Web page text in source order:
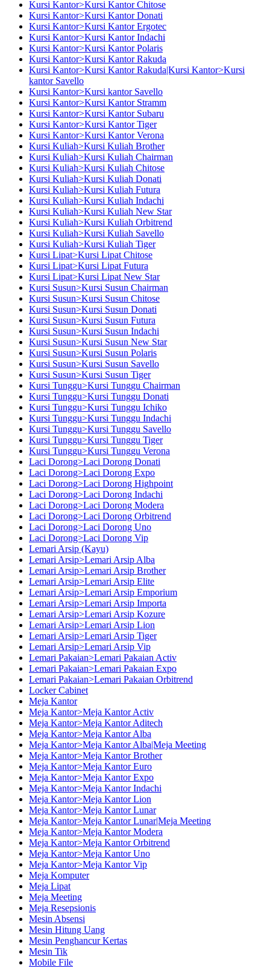
Kursi Kantor>Kursi Kantor Chitose
Kursi Kantor>Kursi Kantor Donati
Kursi Kantor>Kursi Kantor Ergotec
Kursi Kantor>Kursi Kantor Indachi
Kursi Kantor>Kursi Kantor Polaris
Kursi Kantor>Kursi Kantor Rakuda
Kursi Kantor>Kursi Kantor Rakuda|Kursi Kantor>Kursi
kantor Savello
Kursi Kantor>Kursi kantor Savello
Kursi Kantor>Kursi Kantor Stramm
Kursi Kantor>Kursi Kantor Subaru
Kursi Kantor>Kursi Kantor Tiger
Kursi Kantor>Kursi Kantor Verona
Kursi Kuliah>Kursi Kuliah Brother
Kursi Kuliah>Kursi Kuliah Chairman
Kursi Kuliah>Kursi Kuliah Chitose
Kursi Kuliah>Kursi Kuliah Donati
Kursi Kuliah>Kursi Kuliah Futura
Kursi Kuliah>Kursi Kuliah Indachi
Kursi Kuliah>Kursi Kuliah New Star
Kursi Kuliah>Kursi Kuliah Orbitrend
Kursi Kuliah>Kursi Kuliah Savello
Kursi Kuliah>Kursi Kuliah Tiger
Kursi Lipat>Kursi Lipat Chitose
Kursi Lipat>Kursi Lipat Futura
Kursi Lipat>Kursi Lipat New Star
Kursi Susun>Kursi Susun Chairman
Kursi Susun>Kursi Susun Chitose
Kursi Susun>Kursi Susun Donati
Kursi Susun>Kursi Susun Futura
Kursi Susun>Kursi Susun Indachi
Kursi Susun>Kursi Susun New Star
Kursi Susun>Kursi Susun Polaris
Kursi Susun>Kursi Susun Savello
Kursi Susun>Kursi Susun Tiger
Kursi Tunggu>Kursi Tunggu Chairman
Kursi Tunggu>Kursi Tunggu Donati
Kursi Tunggu>Kursi Tunggu Ichiko
Kursi Tunggu>Kursi Tunggu Indachi
Kursi Tunggu>Kursi Tunggu Savello
Kursi Tunggu>Kursi Tunggu Tiger
Kursi Tunggu>Kursi Tunggu Verona
Laci Dorong>Laci Dorong Donati
Laci Dorong>Laci Dorong Expo
Laci Dorong>Laci Dorong Highpoint
Laci Dorong>Laci Dorong Indachi
Laci Dorong>Laci Dorong Modera
Laci Dorong>Laci Dorong Orbitrend
Laci Dorong>Laci Dorong Uno
Laci Dorong>Laci Dorong Vip
Lemari Arsip (Kayu)
Lemari Arsip>Lemari Arsip Alba
Lemari Arsip>Lemari Arsip Brother
Lemari Arsip>Lemari Arsip Elite
Lemari Arsip>Lemari Arsip Emporium
Lemari Arsip>Lemari Arsip Importa
Lemari Arsip>Lemari Arsip Kozure
Lemari Arsip>Lemari Arsip Lion
Lemari Arsip>Lemari Arsip Tiger
Lemari Arsip>Lemari Arsip Vip
Lemari Pakaian>Lemari Pakaian Activ
Lemari Pakaian>Lemari Pakaian Expo
Lemari Pakaian>Lemari Pakaian Orbitrend
Locker Cabinet
Meja Kantor
Meja Kantor>Meja Kantor Activ
Meja Kantor>Meja Kantor Aditech
Meja Kantor>Meja Kantor Alba
Meja Kantor>Meja Kantor Alba|Meja Meeting
Meja Kantor>Meja Kantor Brother
Meja Kantor>Meja Kantor Euro
Meja Kantor>Meja Kantor Expo
Meja Kantor>Meja Kantor Indachi
Meja Kantor>Meja Kantor Lion
Meja Kantor>Meja Kantor Lunar
Meja Kantor>Meja Kantor Lunar|Meja Meeting
Meja Kantor>Meja Kantor Modera
Meja Kantor>Meja Kantor Orbitrend
Meja Kantor>Meja Kantor Uno
Meja Kantor>Meja Kantor Vip
Meja Komputer
Meja Lipat
Meja Meeting
Meja Resepsionis
Mesin Absensi
Mesin Hitung Uang
Mesin Penghancur Kertas
Mesin Tik
Mobile File